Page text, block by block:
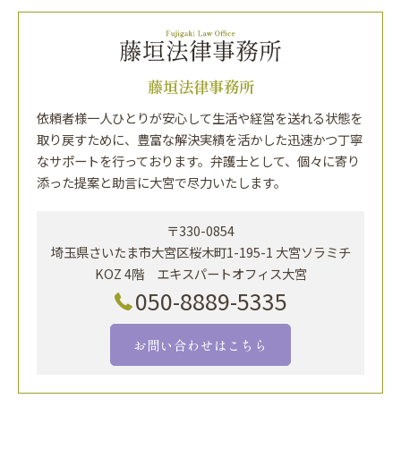
藤垣法律事務所
依頼者様一人ひとりが安心して生活や経営を送れる状態を
取り戻すために、豊富な解決実績を活かした迅速かつ丁寧
なサポートを行っております。弁護士として、個々に寄り
添った提案と助言に大宮で尽力いたします。
〒330-0854
埼玉県さいたま市大宮区桜木町1-195-1 大宮ソラミチ
KOZ 4階 エキスパートオフィス大宮
050-8889-5335
お問い合わせはこちら